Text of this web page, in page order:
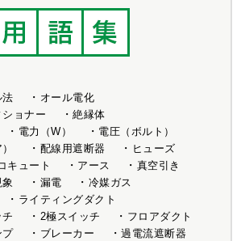
法
オール電化
ョナー
絶縁体
電力（W）
電圧（ボルト）
配線用遮断器
ヒューズ
キュート アース
真空引き
漏電
冷媒ガス
ライティングダクト
2極スイッチ
フロアダクト
プ
ブレーカー
過電流遮断器